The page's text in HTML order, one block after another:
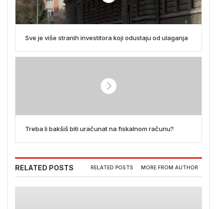
Sve je više stranih investitora koji odustaju od ulaganja
Treba li bakšiš biti uračunat na fiskalnom računu?
RELATED POSTS RELATED POSTS MORE FROM AUTHOR